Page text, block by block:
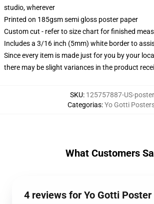
studio, wherever
Printed on 185gsm semi gloss poster paper
Custom cut - refer to size chart for finished
Includes a 3/16 inch (5mm) white border to
Since every item is made just for you by your
there may be slight variances in the product
SKU: 125757887-US-poster
Categorias:Yo Gotti
What Customers
4 reviews for Yo Gotti Poster